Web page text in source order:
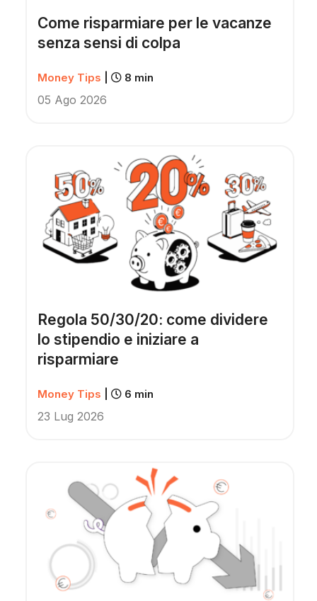
Come risparmiare per le vacanze
senza sensi di colpa
Money Tips 8 min
05 Ago 2026
Regola 50/30/20: come dividere
lo stipendio e iniziare a
risparmiare
Money Tips 6 min
23 Lug 2026